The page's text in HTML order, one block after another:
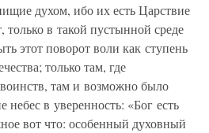
духом, ибо их есть Царствие
в такой пустынной среде
этот поворот воли как ступень
только там, где
там и возможно было
небес в уверенность: «Бог есть
вот что: особенный духовный